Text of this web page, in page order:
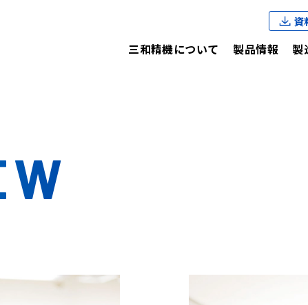
資
三和精機について
製品情報 製